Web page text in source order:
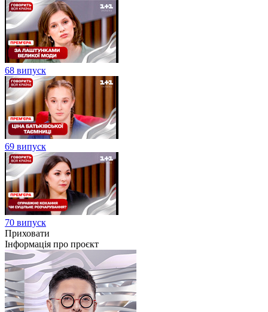
68 випуск
69 випуск
70 випуск
Приховати
Інформація про проєкт